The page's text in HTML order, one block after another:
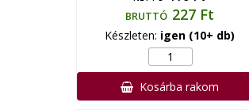
BRUTTÓ 227 Ft
Készleten: igen (10+ db)
Kosárba rakom